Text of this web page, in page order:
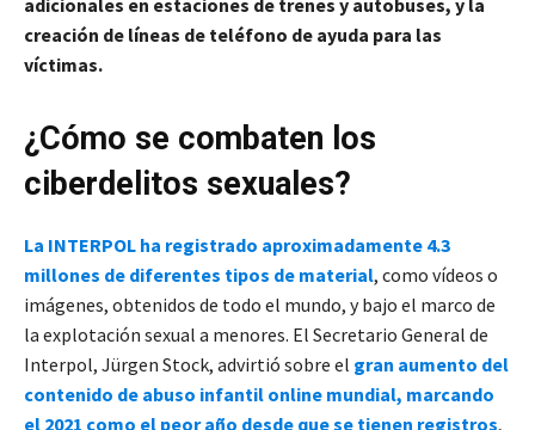
creación de líneas de teléfono de ayuda para las
víctimas.
¿Cómo se combaten los
ciberdelitos sexuales?
La INTERPOL ha registrado aproximadamente 4.3
millones de diferentes tipos de material, como vídeos o
imágenes, obtenidos de todo el mundo, y bajo el marco de
la explotación sexual a menores. El Secretario General de
Interpol, Jürgen Stock, advirtió sobre el gran aumento del
contenido de abuso infantil online mundial, marcando
el 2021 como el peor año desde que se tienen registros,